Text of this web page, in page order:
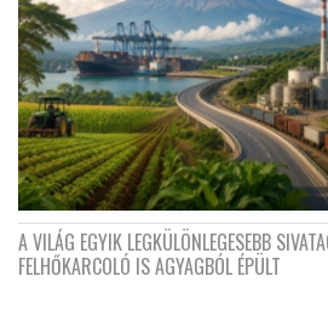
A VILÁG EGYIK LEGKÜLÖNLEGESEBB
FELHŐKARCOLÓ IS AGYAGBÓL ÉPÜLT